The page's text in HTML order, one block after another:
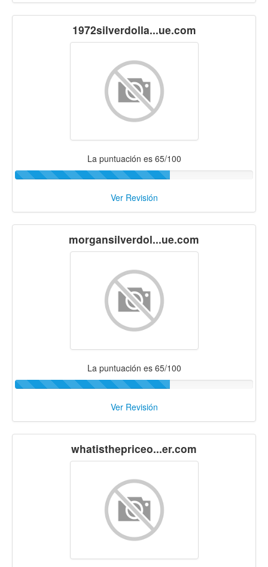
1972silverdolla...ue.com
La puntuación es 65/100
Ver Revisión
morgansilverdol...ue.com
La puntuación es 65/100
Ver Revisión
whatisthepriceo...er.com